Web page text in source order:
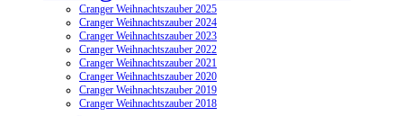
Cranger Weihnachtszauber 2025
Cranger Weihnachtszauber 2024
Cranger Weihnachtszauber 2023
Cranger Weihnachtszauber 2022
Cranger Weihnachtszauber 2021
Cranger Weihnachtszauber 2020
Cranger Weihnachtszauber 2019
Cranger Weihnachtszauber 2018